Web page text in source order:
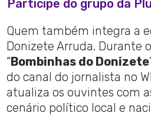
Participe do grupo da
Quem também integra a
Donizete Arruda. Durante
“ Bombinhas do Donizete
do canal do jornalista no
atualiza os ouvintes com
cenário político local e